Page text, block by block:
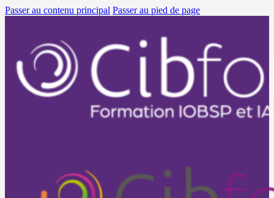
Passer au contenu principal Passer au pied de page